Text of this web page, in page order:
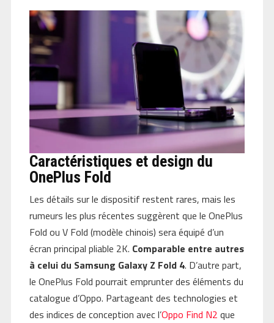
Caractéristiques et design du
OnePlus Fold
Les détails sur le dispositif restent rares, mais les
rumeurs les plus récentes suggèrent que le OnePlus
Fold ou V Fold (modèle chinois) sera équipé d’un
écran principal pliable 2K. Comparable entre autres
à celui du Samsung Galaxy Z Fold 4. D’autre part,
le OnePlus Fold pourrait emprunter des éléments du
catalogue d’Oppo. Partageant des technologies et
des indices de conception avec l’Oppo Find N2 que